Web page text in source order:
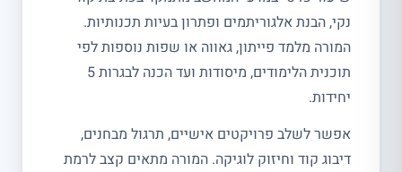
נקי, הבנת אלגוריתמים ופתרון בעיות תכנותיות.
המורה מלמד פייתון, גאווה או שפות נוספות לפי
תוכנית הלימודים, מיסודות ועד הכנה לבגרות 5
יחידות.
אפשר לשלב פרויקטים אישיים, תרגול מבחנים,
דיבוג קוד וחיזוק לוגיקה. המורה מתאים קצב לרמת